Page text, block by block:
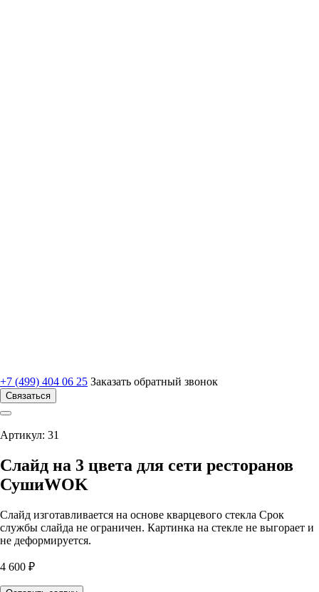
+7 (499) 404 06 25 Заказать обратный звонок
Связаться
Артикул: 31
Слайд на 3 цвета для сети ресторанов
СушиWOK
Слайд изготавливается на основе кварцевого стекла Срок
службы слайда не ограничен. Картинка на стекле не выгорает и
не деформируется.
4 600 ₽